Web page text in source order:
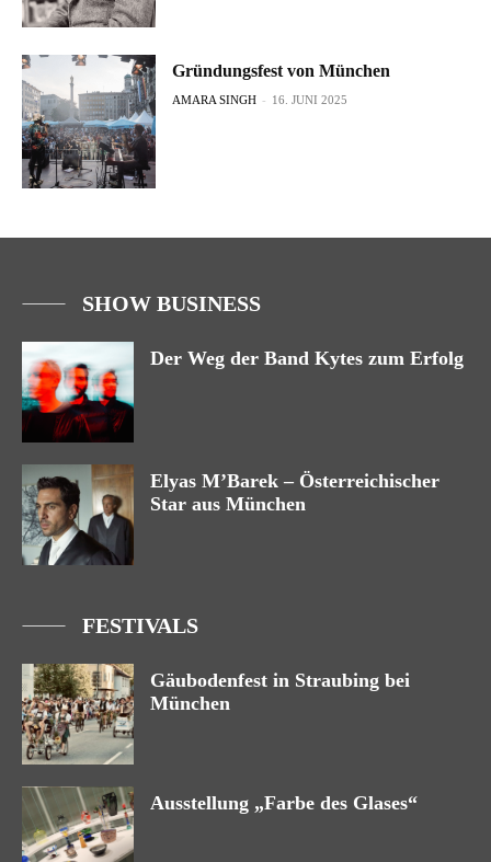
Gründungsfest von München
AMARA SINGH - 16. JUNI 2025
SHOW BUSINESS
Der Weg der Band Kytes zum Erfolg
Elyas M’Barek – Österreichischer
Star aus München
FESTIVALS
Gäubodenfest in Straubing bei
München
Ausstellung „Farbe des Glases“